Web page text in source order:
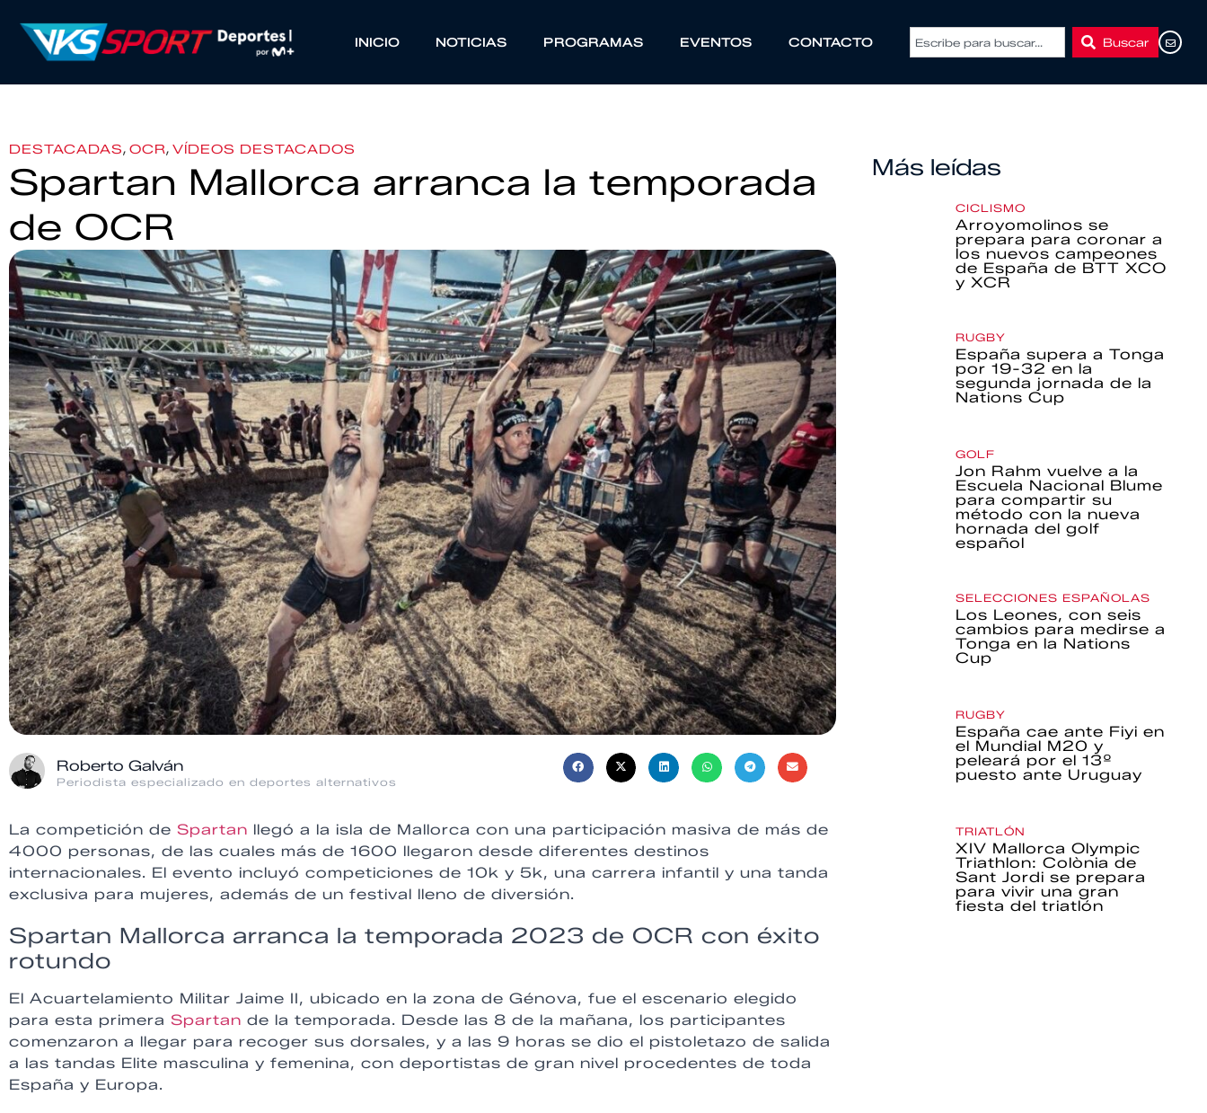
INICIO NOTICIAS PROGRAMAS EVENTOS CONTACTO Buscar
DESTACADAS, OCR, VÍDEOS DESTACADOS
Spartan Mallorca arranca la temporada
de OCR
Roberto Galván
Periodista especializado en deportes alternativos
La competición de Spartan llegó a la isla de Mallorca con una participación masiva de más de
4000 personas, de las cuales más de 1600 llegaron desde diferentes destinos
internacionales. El evento incluyó competiciones de 10k y 5k, una carrera infantil y una tanda
exclusiva para mujeres, además de un festival lleno de diversión.
Spartan Mallorca arranca la temporada 2023 de OCR con éxito
rotundo
El Acuartelamiento Militar Jaime II, ubicado en la zona de Génova, fue el escenario elegido
para esta primera Spartan de la temporada. Desde las 8 de la mañana, los participantes
comenzaron a llegar para recoger sus dorsales, y a las 9 horas se dio el pistoletazo de salida
a las tandas Elite masculina y femenina, con deportistas de gran nivel procedentes de toda
España y Europa.
Más leídas
CICLISMO
Arroyomolinos se
prepara para coronar a
los nuevos campeones
de España de BTT XCO
y XCR
RUGBY
España supera a Tonga
por 19-32 en la
segunda jornada de la
Nations Cup
GOLF
Jon Rahm vuelve a la
Escuela Nacional Blume
para compartir su
método con la nueva
hornada del golf
español
SELECCIONES ESPAÑOLAS
Los Leones, con seis
cambios para medirse a
Tonga en la Nations
Cup
RUGBY
España cae ante Fiyi en
el Mundial M20 y
peleará por el 13º
puesto ante Uruguay
TRIATLÓN
XIV Mallorca Olympic
Triathlon: Colònia de
Sant Jordi se prepara
para vivir una gran
fiesta del triatlón